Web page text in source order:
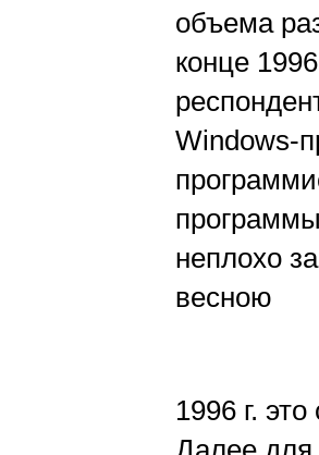
объема
конце
Windows-
неплохо
весною
1996 г.